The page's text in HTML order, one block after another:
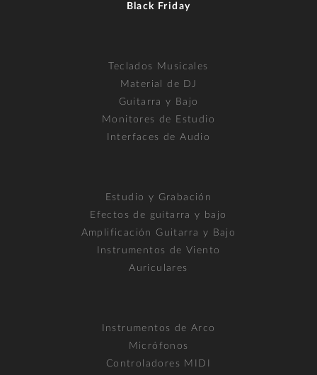
Black Friday
Teclados Musicales
Material de DJ
Guitarra y Bajo
Monitores de Estudio
Interfaces de Audio
Estudio y Grabación
Efectos de guitarra y bajo
Amplificación Guitarra y Bajo
Instrumentos de Viento
Auriculares
Instrumentos de Arco
Micrófonos
Controladores MIDI